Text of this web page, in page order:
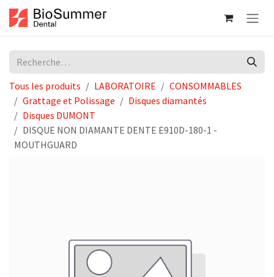
Se rendre au contenu
Tous les produits LABORATOIRE
CONSOMMABLES
Grattage et Polissage
Disques diamantés
Disques DUMONT
DISQUE NON DIAMANTE DENTE E910D-180-1 -
MOUTHGUARD